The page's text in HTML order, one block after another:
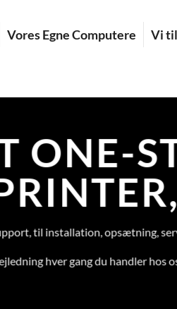
Vores Egne Computere Vi
ONE-
til installation, opsætning,
hver gang du handler hos